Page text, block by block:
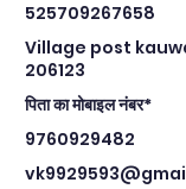
525709267658
Village post
206123
पिता का मोबाइल नंबर*
9760929482